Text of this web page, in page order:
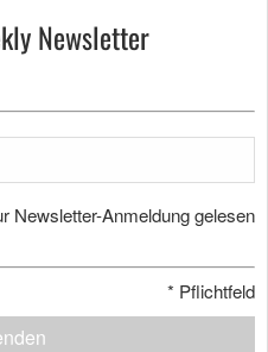
Newsletter
Newsletter-Anmeldung gelesen
* Pflichtfeld